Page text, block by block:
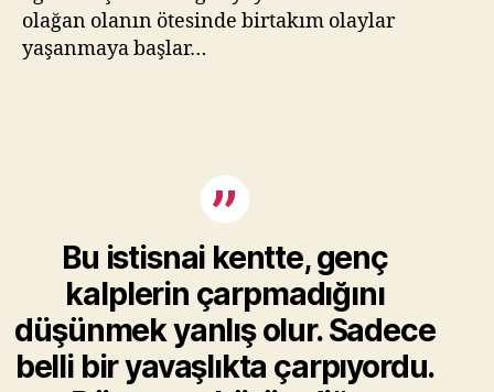
olağan olanın ötesinde birtakım olaylar
yaşanmaya başlar…
Bu istisnai kentte, genç
kalplerin çarpmadığını
düşünmek yanlış olur. Sadece
belli bir yavaşlıkta çarpıyordu.